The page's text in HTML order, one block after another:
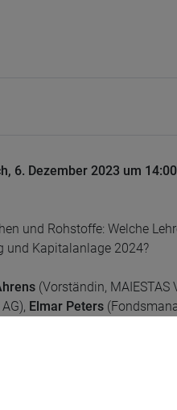
6. Dezember 2023 um
und Rohstoffe: Welche
und Kapitalanlage 2024?
(Vorständin,
Elmar Peters
der Diskussion zu beteiligen
unsere Live-Chat Funktion.